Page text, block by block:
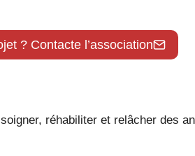
? Contacte l’association
réhabiliter et relâcher des